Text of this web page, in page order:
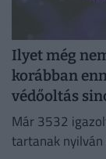
Ilyet még
korábban
védőoltás
Már 3532
tartanak